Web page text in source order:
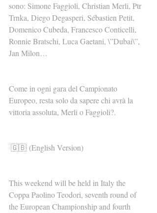
sono: Simone Faggioli, Christian Merli, Ptr
Trnka, Diego Degasperi, Sébastien Petit,
Domenico Cubeda, Francesco Conticelli,
Ronnie Bratschi, Luca Gaetani, \”Dubai\”,
Jan Milon…
Come in ogni gara del Campionato
Europeo, resta solo da sapere chi avrà la
vittoria assoluta, Merli o Faggioli?.
🇬🇧 (English Version)
This weekend will be held in Italy the
Coppa Paolino Teodori, seventh round of
the European Championship and fourth